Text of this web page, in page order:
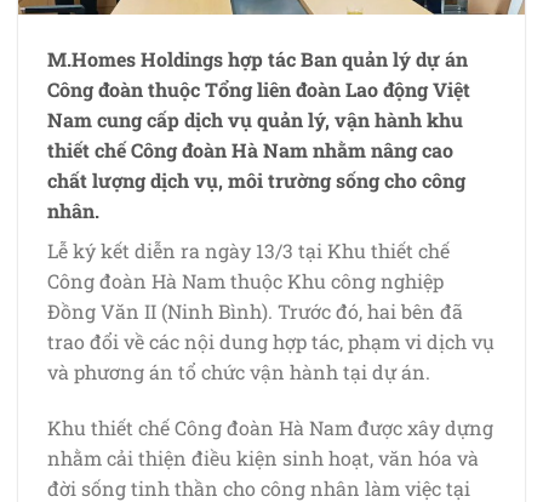
M.Homes Holdings hợp tác Ban quản lý dự án
Công đoàn thuộc Tổng liên đoàn Lao động Việt
Nam cung cấp dịch vụ quản lý, vận hành khu
thiết chế Công đoàn Hà Nam nhằm nâng cao
chất lượng dịch vụ, môi trường sống cho công
nhân.
Lễ ký kết diễn ra ngày 13/3 tại Khu thiết chế
Công đoàn Hà Nam thuộc Khu công nghiệp
Đồng Văn II (Ninh Bình). Trước đó, hai bên đã
trao đổi về các nội dung hợp tác, phạm vi dịch vụ
và phương án tổ chức vận hành tại dự án.
Khu thiết chế Công đoàn Hà Nam được xây dựng
nhằm cải thiện điều kiện sinh hoạt, văn hóa và
đời sống tinh thần cho công nhân làm việc tại